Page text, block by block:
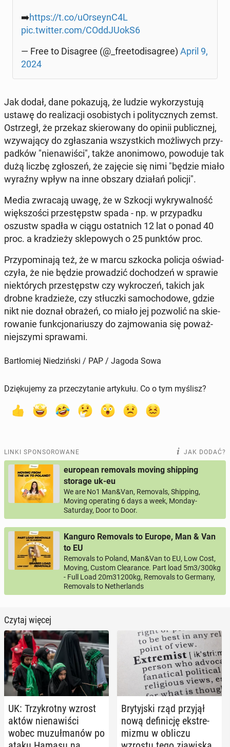
➡️https://t.co/uOr­seynC4L
pic.twitter.com/COd­dJU­okS6
— Free to Di­sa­gree (@_fre­eto­di­sa­gree) April 9,
2024
Jak dodał, dane po­ka­zu­ją, że ludzie wy­ko­rzy­stu­ją
ustawę do re­ali­za­cji oso­bi­stych i po­li­tycz­nych zemst.
Ostrzegł, że przekaz skie­ro­wa­ny do opinii pu­blicz­nej,
wzy­wa­ją­cy do zgła­sza­nia wszyst­kich moż­li­wych przy­
pad­ków "nie­na­wi­ści", także ano­ni­mo­wo, po­wo­du­je tak
dużą liczbę zgło­szeń, że zajęcie się nimi "będzie miało
wyraźny wpływ na inne obszary działań policji".
Media zwra­ca­ją uwagę, że w Szkocji wy­kry­wal­ność
więk­szo­ści prze­stępstw spada - np. w przy­pad­ku
oszustw spadła w ciągu ostat­nich 12 lat o ponad 40
proc. a kra­dzie­ży skle­po­wych o 25 punktów proc.
Przy­po­mi­na­ją też, że w marcu szkocka policja oświad­
czy­ła, że nie będzie pro­wa­dzić do­cho­dzeń w sprawie
nie­któ­rych prze­stępstw czy wy­kro­czeń, takich jak
drobne kra­dzie­że, czy stłucz­ki sa­mo­cho­do­we, gdzie
nikt nie doznał obrażeń, co miało jej po­zwo­lić na skie­
ro­wa­nie funk­cjo­na­riu­szy do zaj­mo­wa­nia się po­waż­
niej­szy­mi spra­wa­mi.
Bartłomiej Niedziński / PAP / Jagoda Sowa
Dziękujemy za przeczytanie artykułu. Co o tym myślisz?
LINKI SPONSOROWANE JAK DODAĆ?
european removals moving shipping
storage uk-eu
We are No1 Man&Van, Removals, Shipping,
Moving operating 6 days a week, Monday-
Saturday, Door to Door.
Kanguro Removals to Europe, Man & Van
to EU
Removals to Poland, Man&Van to EU, Low Cost,
Moving, Custom Clearance. Part load 5m3/300kg
- Full Load 20m31200kg, Removals to Germany,
Removals to Netherlands
Czytaj więcej
UK: Trzy­krot­ny wzrost
aktów nie­na­wi­ści
wobec mu­zuł­ma­nów po
Bry­tyj­ski rząd przyjął
nową de­fi­ni­cję eks­tre­
mi­zmu w obliczu